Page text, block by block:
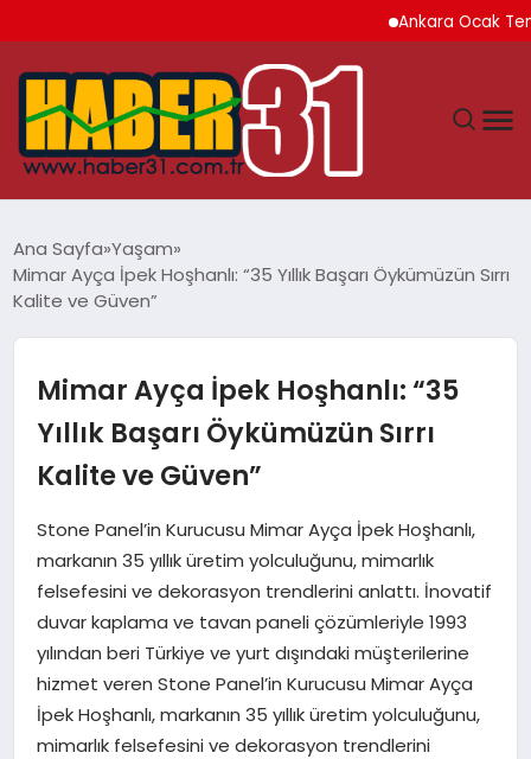
Ankara Ocak
HATAY
GÜNDEM
MAGAZIN
SAĞLIK
TEKNOLOJI
Ana Sayfa Yaşam
Mimar Ayça İpek Hoşhanlı: “35 Yıllık Başarı Öykümüzün Sırrı
Kalite ve Güven”
Mimar Ayça İpek Hoşhanlı: “35
Yıllık Başarı Öykümüzün Sırrı
Kalite ve Güven”
Stone Panel’in Kurucusu Mimar Ayça İpek Hoşhanlı,
markanın 35 yıllık üretim yolculuğunu, mimarlık
felsefesini ve dekorasyon trendlerini anlattı. İnovatif
duvar kaplama ve tavan paneli çözümleriyle 1993
yılından beri Türkiye ve yurt dışındaki müşterilerine
hizmet veren Stone Panel’in Kurucusu Mimar Ayça
İpek Hoşhanlı, markanın 35 yıllık üretim yolculuğunu,
mimarlık felsefesini ve dekorasyon trendlerini